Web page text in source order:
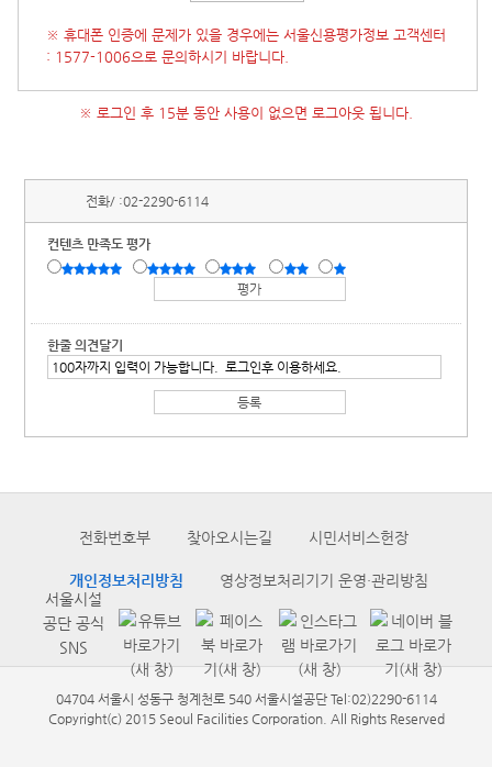
※ 휴대폰 인증에 문제가 있을 경우에는 서울신용평가정보 고객센터
: 1577-1006으로 문의하시기 바랍니다.
※ 로그인 후 15분 동안 사용이 없으면 로그아웃 됩니다.
전화/ :02-2290-6114
컨텐츠 만족도 평가
한줄 의견달기
전화번호부 찾아오시는길 시민서비스헌장
개인정보처리방침
영상정보처리기기 운영·관리방침
서울시설
공단 공식
SNS
04704 서울시 성동구 청계천로 540 서울시설공단 Tel:02)2290-6114
Copyright(c) 2015 Seoul Facilities Corporation. All Rights Reserved